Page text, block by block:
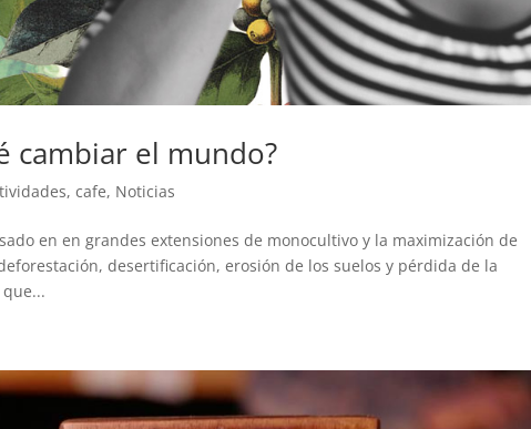
cambiar el mundo?
,cafe, Noticias
en en grandes extensiones de monocultivo y la maximización de
desertificación, erosión de los suelos y pérdida de la